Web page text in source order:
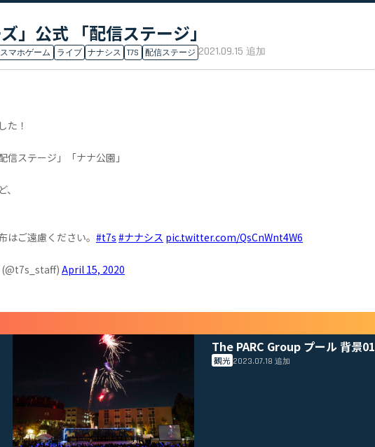
」公式 「配信ステージ」
スマホゲーム ライブ ナナシス T7S 配信ステージ 2021.09.15 追加
た！
信ステージ」「ナナ公園」
ご遠慮ください。 #t7s #ナナシス pic.twitter.com/QsCnWnt4W6
April 15, 2020
The PARC Group プール 背景01
観光 2023.07.18追加